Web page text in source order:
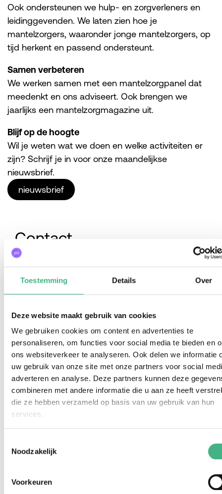
Toestemming Details Over
Deze website maakt gebruik van cookies
We gebruiken cookies om content en advertenties te
personaliseren, om functies voor social media te bieden en
ons websiteverkeer te analyseren. Ook delen we informatie
uw gebruik van onze site met onze partners voor social
adverteren en analyse. Deze partners kunnen deze
combineren met andere informatie die u aan ze heeft
die ze hebben verzameld op basis van uw gebruik van hun
services.
Noodzakelijk
Voorkeuren
Ook ondersteunen we hulp- en zorgverleners en
leidinggevenden. We laten zien hoe je
mantelzorgers, waaronder jonge mantelzorgers, op
tijd herkent en passend ondersteunt.
Samen verbeteren
We werken samen met een mantelzorgpanel dat
meedenkt en ons adviseert. Ook brengen we
jaarlijks een mantelzorgmagazine uit.
Blijf op de hoogte
Wil je weten wat we doen en welke activiteiten er
zijn? Schrijf je in voor onze maandelijkse
nieuwsbrief.
nieuwsbrief
Contact
Vragen, idee of behoefte aan advies? Neem
contact met ons op!
info@mintersmantelzorg.nl
010-4351022
Lees meer